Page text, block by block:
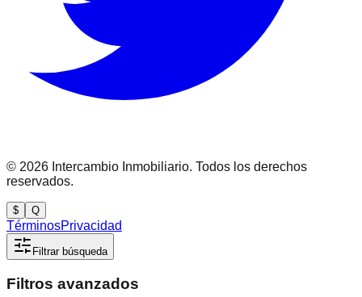
© 2026 Intercambio Inmobiliario. Todos los derechos
reservados.
$ Q
TérminosPrivacidad
Filtrar búsqueda
Filtros avanzados